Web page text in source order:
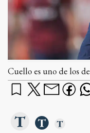
Cuello es uno de los